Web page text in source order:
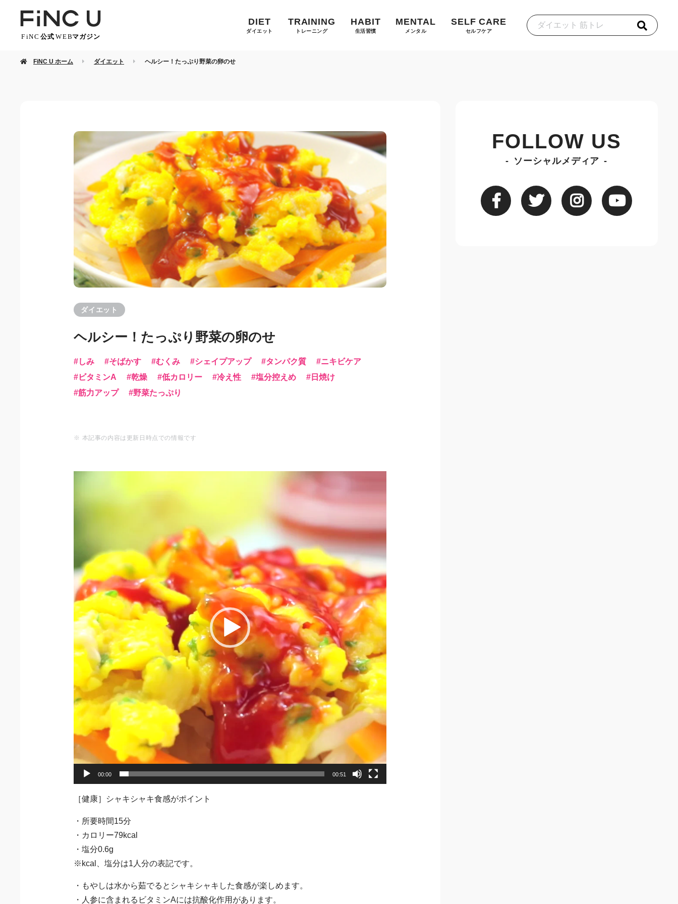
DIET
ダイエット
TRAINING
トレーニング
HABIT
生活習慣
MENTAL
メンタル
SELF CARE
セルフケア
FiNC U ホーム ダイエット ヘルシー！たっぷり野菜の卵のせ
ダイエット
ヘルシー！たっぷり野菜の卵のせ
しみ そばかす むくみ シェイプアップ タンパク質
ニキビケア
ビタミンA
乾燥 低カロリー 冷え性 塩分控えめ
日焼け
筋力アップ
野菜たっぷり
※ 本記事の内容は更新日時点での情報です
00:00 00:51
［健康］シャキシャキ食感がポイント
・所要時間15分
・カロリー79kcal
・塩分0.6g
※kcal、塩分は1人分の表記です。
・もやしは水から茹でるとシャキシャキした食感が楽しめます。
・人参に含まれるビタミンAには抗酸化作用があります。
FOLLOW US
ソーシャルメディア